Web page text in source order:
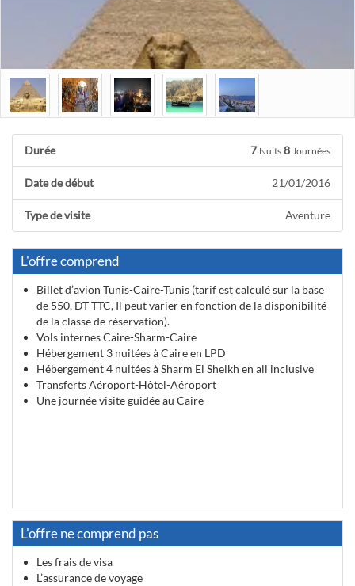
Durée 7 Nuits 8 Journées
Date de début 21/01/2016
Type de visite Aventure
L'offre comprend
Billet d’avion Tunis-Caire-Tunis (tarif est calculé sur la base
de 550, DT TTC, Il peut varier en fonction de la disponibilité
de la classe de réservation).
Vols internes Caire-Sharm-Caire
Hébergement 3 nuitées à Caire en LPD
Hébergement 4 nuitées à Sharm El Sheikh en all inclusive
Transferts Aéroport-Hôtel-Aéroport
Une journée visite guidée au Caire
L'offre ne comprend pas
Les frais de visa
L’assurance de voyage